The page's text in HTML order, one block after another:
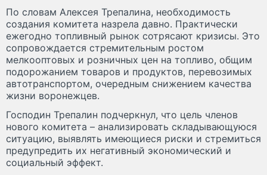
По словам Алексея Трепалина, необходимость
создания комитета назрела давно. Практически
ежегодно топливный рынок сотрясают кризисы. Это
сопровождается стремительным ростом
мелкооптовых и розничных цен на топливо, общим
подорожанием товаров и продуктов, перевозимых
автотранспортом, очередным снижением качества
жизни воронежцев.
Господин Трепалин подчеркнул, что цель членов
нового комитета – анализировать складывающуюся
ситуацию, выявлять имеющиеся риски и стремиться
предупредить их негативный экономический и
социальный эффект.